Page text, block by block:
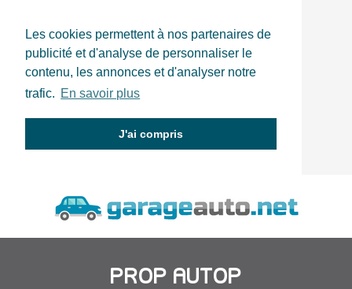
Les cookies permettent à nos partenaires de
publicité et d'analyse de personnaliser le
contenu, les annonces et d'analyser notre
trafic. En savoir plus
J'ai compris
PROP AUTOP